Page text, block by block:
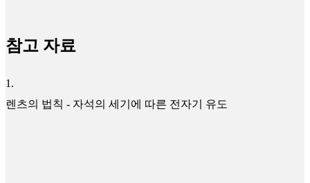
참고 자료
1.
렌츠의 법칙 - 자석의 세기에 따른 전자기 유도